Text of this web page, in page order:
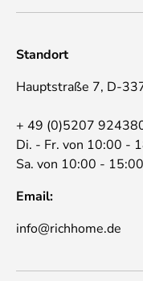
Standort
Hauptstraße 7, D-
+ 49 (0)5207
Di. - Fr. von 10:00 -
Sa. von 10:00 -
Email:
info@richhome.de